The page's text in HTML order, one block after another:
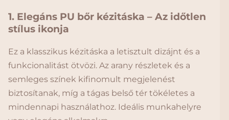
1. Elegáns PU bőr kézitáska – Az időtlen
stílus ikonja
Ez a klasszikus kézitáska a letisztult dizájnt és a
funkcionalitást ötvözi. Az arany részletek és a
semleges színek kifinomult megjelenést
biztosítanak, míg a tágas belső tér tökéletes a
mindennapi használathoz. Ideális munkahelyre